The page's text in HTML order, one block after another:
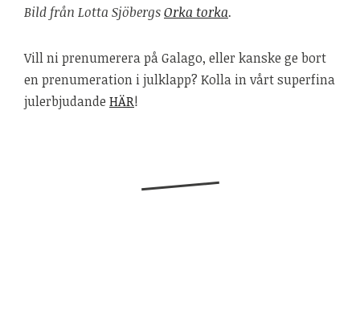
Bild från Lotta SjöbergsOrka torka.
Vill ni prenumerera på Galago, eller kanske ge bort
en prenumeration i julklapp? Kolla in vårt superfina
julerbjudande HÄR!